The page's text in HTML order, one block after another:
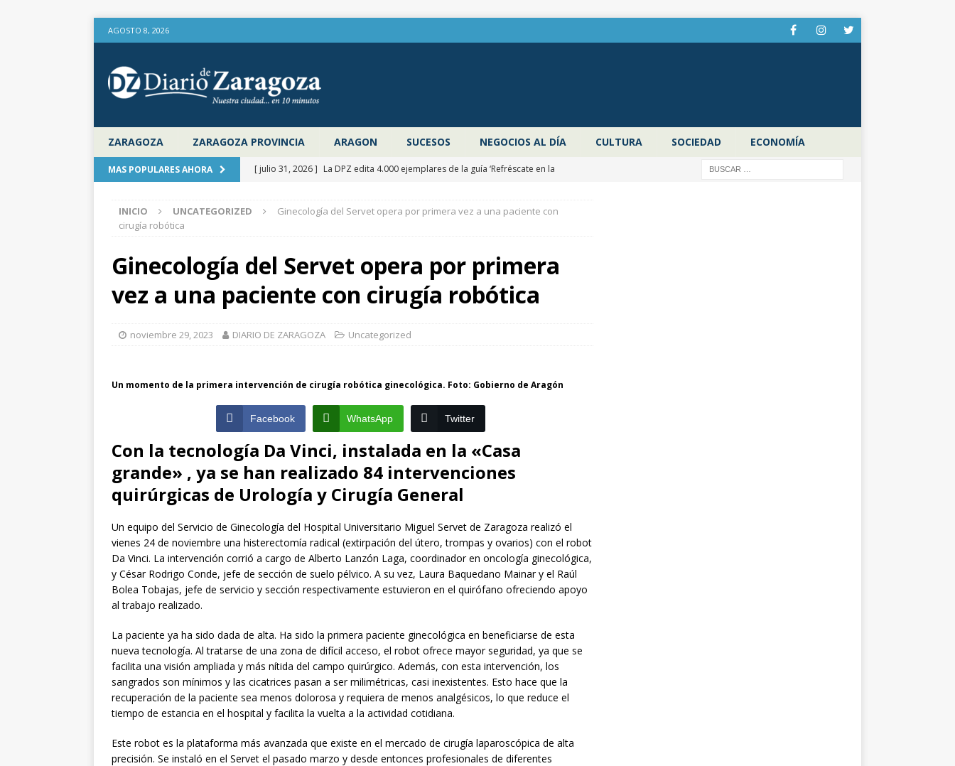
AGOSTO 8, 2026
ZARAGOZA ZARAGOZA PROVINCIA ARAGON SUCESOS NEGOCIOS AL DÍA CULTURA SOCIEDAD ECONOMÍA
MAS POPULARES AHORA [ julio 31, 2026 ] La DPZ edita 4.000 ejemplares de la guía ‘Refréscate en la
aire libre en el verano
ZARAGOZA PROVINCIA
la Diputación de Zaragoza con las entradas agotadas
CULTURA
[ julio 31, 2026 ]
Zaragoza congela un año más los impuestos municipales y
[ julio 31, 2026 ] La Diputación de Zaragoza finaliza la restauración de la capilla
ZARAGOZA PROVINCIA
[ julio 31, 2026 ]
La Policía Nacional detiene a tres jóvenes a los que
interceptaron poco después de robar en el interior de más de media docena de
vehículos
ZARAGOZA
INICIO UNCATEGORIZED
Ginecología del Servet opera por primera vez a una paciente con
cirugía robótica
Ginecología del Servet opera por primera
vez a una paciente con cirugía robótica
noviembre 29, 2023 DIARIO DE ZARAGOZA Uncategorized
Un momento de la primera intervención de cirugía robótica ginecológica. Foto: Gobierno de Aragón
Facebook WhatsApp Twitter
Con la tecnología Da Vinci, instalada en la «Casa
grande» , ya se han realizado 84 intervenciones
quirúrgicas de Urología y Cirugía General
Un equipo del Servicio de Ginecología del Hospital Universitario Miguel Servet de Zaragoza realizó el
vienes 24 de noviembre una histerectomía radical (extirpación del útero, trompas y ovarios) con el robot
Da Vinci. La intervención corrió a cargo de Alberto Lanzón Laga, coordinador en oncología ginecológica,
y César Rodrigo Conde, jefe de sección de suelo pélvico. A su vez, Laura Baquedano Mainar y el Raúl
Bolea Tobajas, jefe de servicio y sección respectivamente estuvieron en el quirófano ofreciendo apoyo
al trabajo realizado.
La paciente ya ha sido dada de alta. Ha sido la primera paciente ginecológica en beneficiarse de esta
nueva tecnología. Al tratarse de una zona de difícil acceso, el robot ofrece mayor seguridad, ya que se
facilita una visión ampliada y más nítida del campo quirúrgico. Además, con esta intervención, los
sangrados son mínimos y las cicatrices pasan a ser milimétricas, casi inexistentes. Esto hace que la
recuperación de la paciente sea menos dolorosa y requiera de menos analgésicos, lo que reduce el
tiempo de estancia en el hospital y facilita la vuelta a la actividad cotidiana.
Este robot es la plataforma más avanzada que existe en el mercado de cirugía laparoscópica de alta
precisión. Se instaló en el Servet el pasado marzo y desde entonces profesionales de diferentes